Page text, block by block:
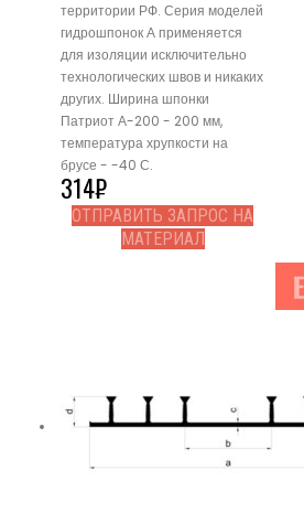
территории РФ. Серия моделей
гидрошпонок А применяется
для изоляции исключительно
технологических швов и никаких
других. Ширина шпонки
Патриот А-200 - 200 мм,
температура хрупкости на
брусе - -40 С.
314₽
ОТПРАВИТЬ ЗАПРОС НА
МАТЕРИАЛ